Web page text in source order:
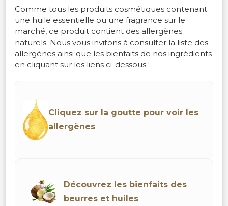
Comme tous les produits cosmétiques contenant
une huile essentielle ou une fragrance sur le
marché, ce produit contient des allergènes
naturels. Nous vous invitons à consulter la liste des
allergènes ainsi que les bienfaits de nos ingrédients
en cliquant sur les liens ci-dessous :
Cliquez sur la goutte pour voir les
allergènes
Découvrez les bienfaits des
beurres et huiles